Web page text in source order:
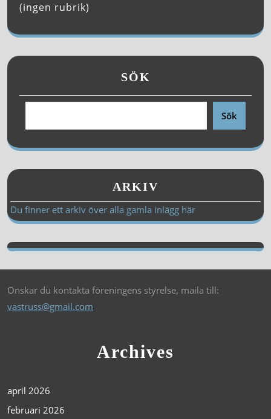
(ingen rubrik)
SÖK
Sök
ARKIV
Du finner ett arkiv över alla gamla inlägg här
Önskar du kontakta föreningens styrelse, maila till:
vastruss@gmail.com
Archives
april 2026
februari 2026